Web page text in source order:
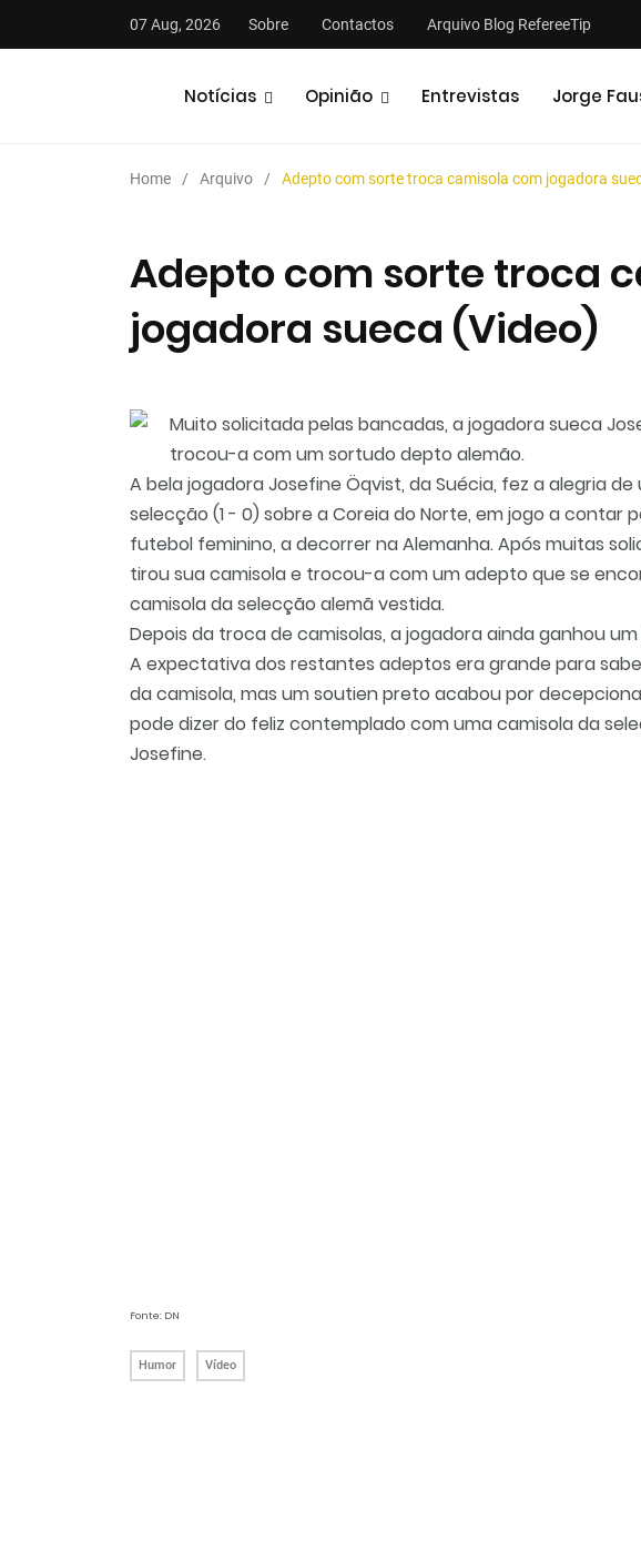
07 Aug, 2026 Sobre Contactos Arquivo Blog RefereeTip
Notícias Opinião Entrevistas Jorge
Home Arquivo Adepto com sorte troca camisola com jogadora
Adepto com sorte troca
jogadora sueca (Video)
Muito solicitada pelas bancadas, a jogadora sueca
trocou-a com um sortudo depto alemão.
A bela jogadora Josefine Öqvist, da Suécia, fez a alegria
selecção (1 - 0) sobre a Coreia do Norte, em jogo a contar
futebol feminino, a decorrer na Alemanha. Após muitas
tirou sua camisola e trocou-a com um adepto que se
camisola da selecção alemã vestida.
Depois da troca de camisolas, a jogadora ainda ganhou
A expectativa dos restantes adeptos era grande para
da camisola, mas um soutien preto acabou por
pode dizer do feliz contemplado com uma camisola da
Josefine.
Fonte: DN
Humor Vídeo
Análises